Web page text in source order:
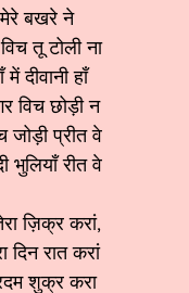
बखरे ने
तू टोली ना
दीवानी हाँ
विच छोड़ी न
जोड़ी प्रीत वे
भुलियाँ रीत वे
ज़िक्र करां,
दिन रात करां
शुक्र करा